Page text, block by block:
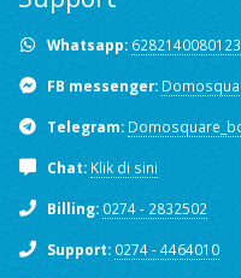
Whatsapp: 6282140080123
FB messenger:
Telegram:
Chat: Klik di sini
Billing: 0274 - 2832502
Support: 0274 - 4464010